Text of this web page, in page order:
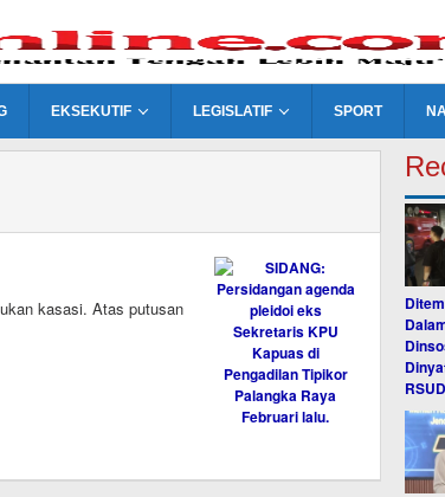
EKSEKUTIF LEGISLATIF SPORT
kasasi. Atas putusan
RSUD